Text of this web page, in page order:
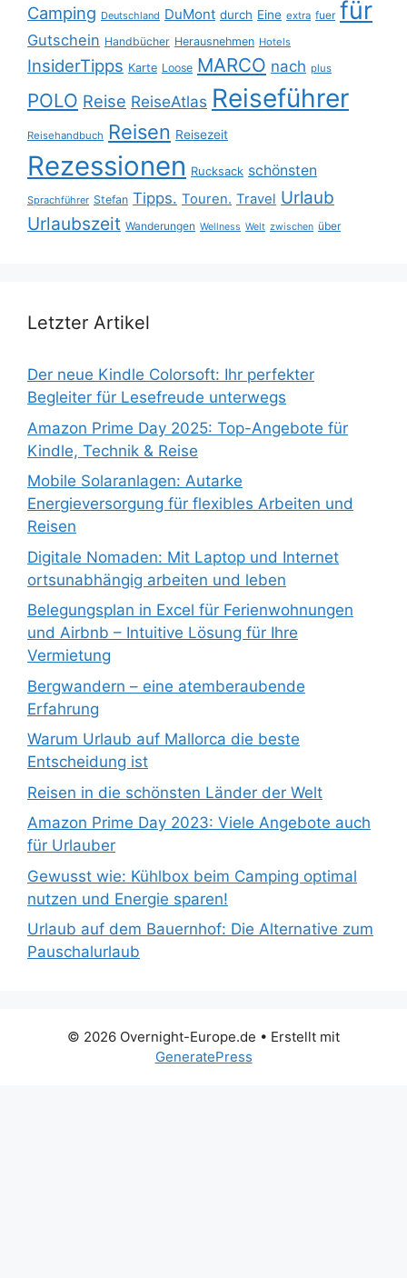
Camping Deutschland DuMont durch Eine extra fuer für
Gutschein Handbücher Herausnehmen Hotels
InsiderTipps Karte Loose MARCO nach plus
POLO Reise ReiseAtlas Reiseführer
Reisehandbuch Reisen Reisezeit
Rezessionen Rucksack schönsten
Sprachführer Stefan Tipps. Touren. Travel Urlaub
Urlaubszeit Wanderungen Wellness Welt zwischen über
Letzter Artikel
Der neue Kindle Colorsoft: Ihr perfekter
Begleiter für Lesefreude unterwegs
Amazon Prime Day 2025: Top-Angebote für
Kindle, Technik & Reise
Mobile Solaranlagen: Autarke
Energieversorgung für flexibles Arbeiten und
Reisen
Digitale Nomaden: Mit Laptop und Internet
ortsunabhängig arbeiten und leben
Belegungsplan in Excel für Ferienwohnungen
und Airbnb – Intuitive Lösung für Ihre
Vermietung
Bergwandern – eine atemberaubende
Erfahrung
Warum Urlaub auf Mallorca die beste
Entscheidung ist
Reisen in die schönsten Länder der Welt
Amazon Prime Day 2023: Viele Angebote auch
für Urlauber
Gewusst wie: Kühlbox beim Camping optimal
nutzen und Energie sparen!
Urlaub auf dem Bauernhof: Die Alternative zum
Pauschalurlaub
© 2026 Overnight-Europe.de • Erstellt mit
GeneratePress